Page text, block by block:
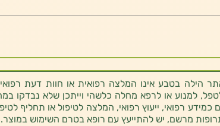
הילה בטבע אינו המלצה רפואית או חוות דעת
למנוע או לרפא מחלה כלשהי וייתכן שלא נבדקו
כמידע רפואי, ייעוץ רפואי, המלצה לטיפול או תחליף
מרשם, יש להתייעץ עם רופא בטרם השימוש